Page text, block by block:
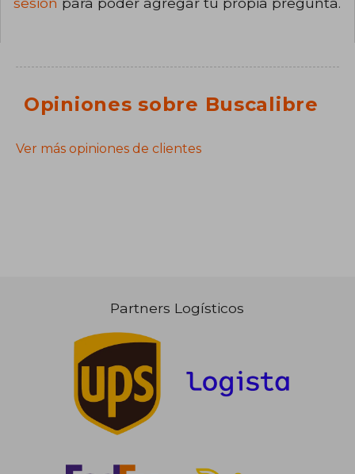
Opiniones sobre Buscalibre
Ver más opiniones de clientes
Partners Logísticos